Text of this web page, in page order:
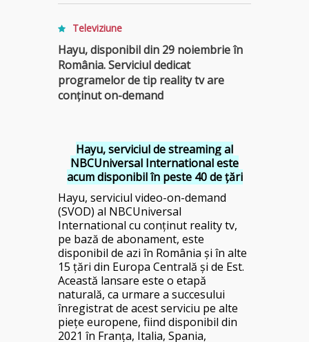
Televiziune
Hayu, disponibil din 29 noiembrie în
România. Serviciul dedicat
programelor de tip reality tv are
conținut on-demand
Hayu, serviciul de streaming al
NBCUniversal International este
acum disponibil în peste 40 de țări
Hayu, serviciul video-on-demand
(SVOD) al NBCUniversal
International cu conținut reality tv,
pe bază de abonament, este
disponibil de azi în România și în alte
15 țări din Europa Centrală și de Est.
Această lansare este o etapă
naturală, ca urmare a succesului
înregistrat de acest serviciu pe alte
piețe europene, fiind disponibil din
2021 în Franța, Italia, Spania,